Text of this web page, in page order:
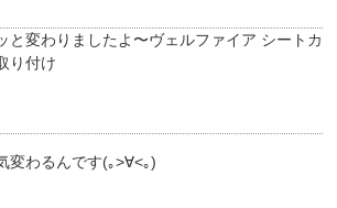
と変わりましたよ〜ヴェルファイア シートカ
り付け
変わるんです(｡>∀<｡)